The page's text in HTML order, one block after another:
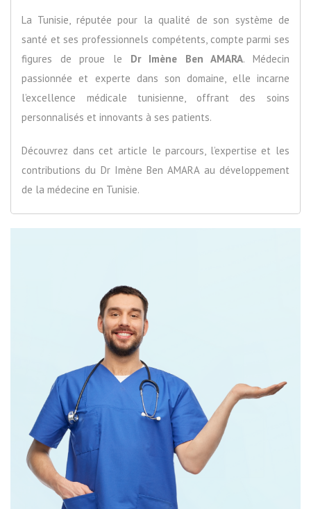
La Tunisie, réputée pour la qualité de son système de
santé et ses professionnels compétents, compte parmi ses
figures de proue le Dr Imène Ben AMARA. Médecin
passionnée et experte dans son domaine, elle incarne
l’excellence médicale tunisienne, offrant des soins
personnalisés et innovants à ses patients.
Découvrez dans cet article le parcours, l’expertise et les
contributions du Dr Imène Ben AMARA au développement
de la médecine en Tunisie.